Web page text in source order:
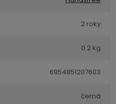
2 roky
0.2 kg
6954851207603
černá